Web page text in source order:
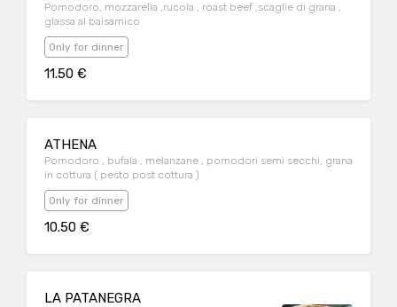
Pomodoro, mozzarella ,rucola , roast beef ,scaglie di grana ,
glassa al balsamico
Only for dinner
11.50 €
ATHENA
Pomodoro , bufala , melanzane , pomodori semi secchi, grana
in cottura ( pesto post cottura )
Only for dinner
10.50 €
LA PATANEGRA